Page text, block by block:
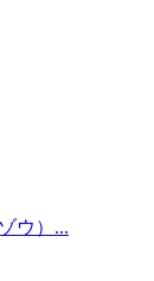
ウ）...